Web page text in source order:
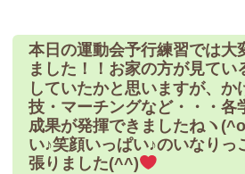
本日の運動会予行練習では大
ました！！お家の方が見てい
していたかと思いますが、か
技・マーチングなど・・・各
成果が発揮できましたねヽ
い♪笑顔いっぱい♪のいなりっ
張りました(^^)